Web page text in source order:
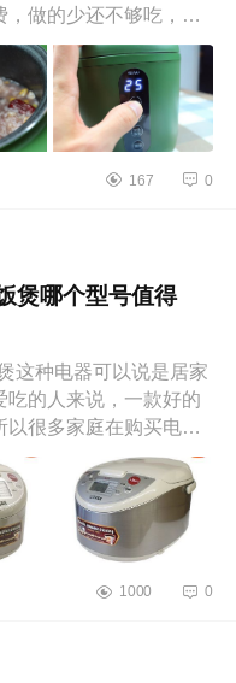
做的少还不够吃，可
167 0
煲哪个型号值得
这种电器可以说是居家
吃的人来说，一款好的
很多家庭在购买电饭
1000 0